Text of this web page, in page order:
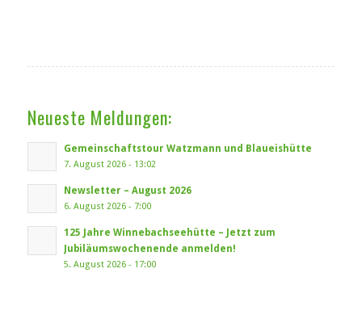
Neueste Meldungen:
Gemeinschaftstour Watzmann und Blaueishütte
7. August 2026 - 13:02
Newsletter – August 2026
6. August 2026 - 7:00
125 Jahre Winnebachseehütte – Jetzt zum
Jubiläumswochenende anmelden!
5. August 2026 - 17:00